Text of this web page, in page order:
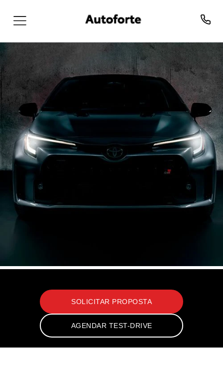
SOLICITAR PROPOSTA
AGENDAR TEST-DRIVE